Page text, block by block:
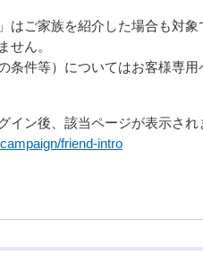
はご家族を紹介した場合も対象
せん。
条件等）についてはお客様専用
ン後、該当ページが表示され
friend-intro